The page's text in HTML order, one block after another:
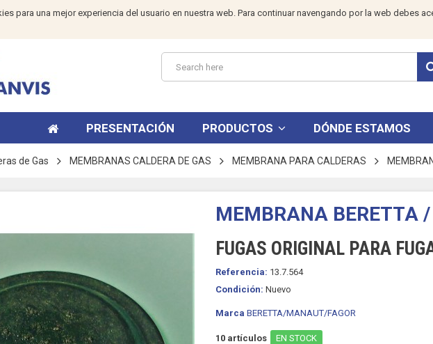
para una mejor experiencia del usuario en nuestra web. Para continuar navengando por la web debes
PRESENTACIÓN PRODUCTOS DÓNDE ESTAMOS
de Gas MEMBRANAS CALDERA DE GAS MEMBRANA PARA CALDERAS
MEMBRANA BERETTA
FUGAS ORIGINAL PARA
Referencia: 13.7.564
Condición: Nuevo
Marca BERETTA/MANAUT/FAGOR
10 artículos EN STOCK